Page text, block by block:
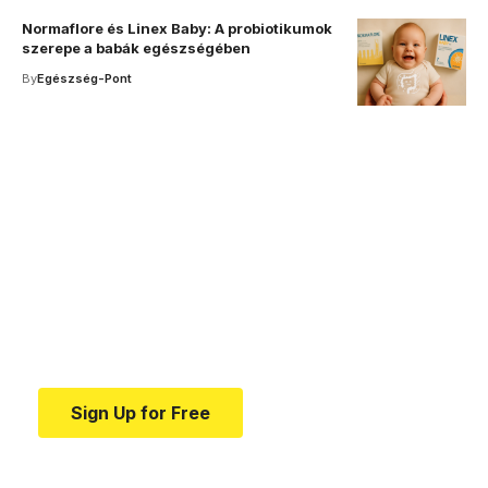
Normaflore és Linex Baby: A probiotikumok
szerepe a babák egészségében
ByEgészség-Pont
Sign Up for Free